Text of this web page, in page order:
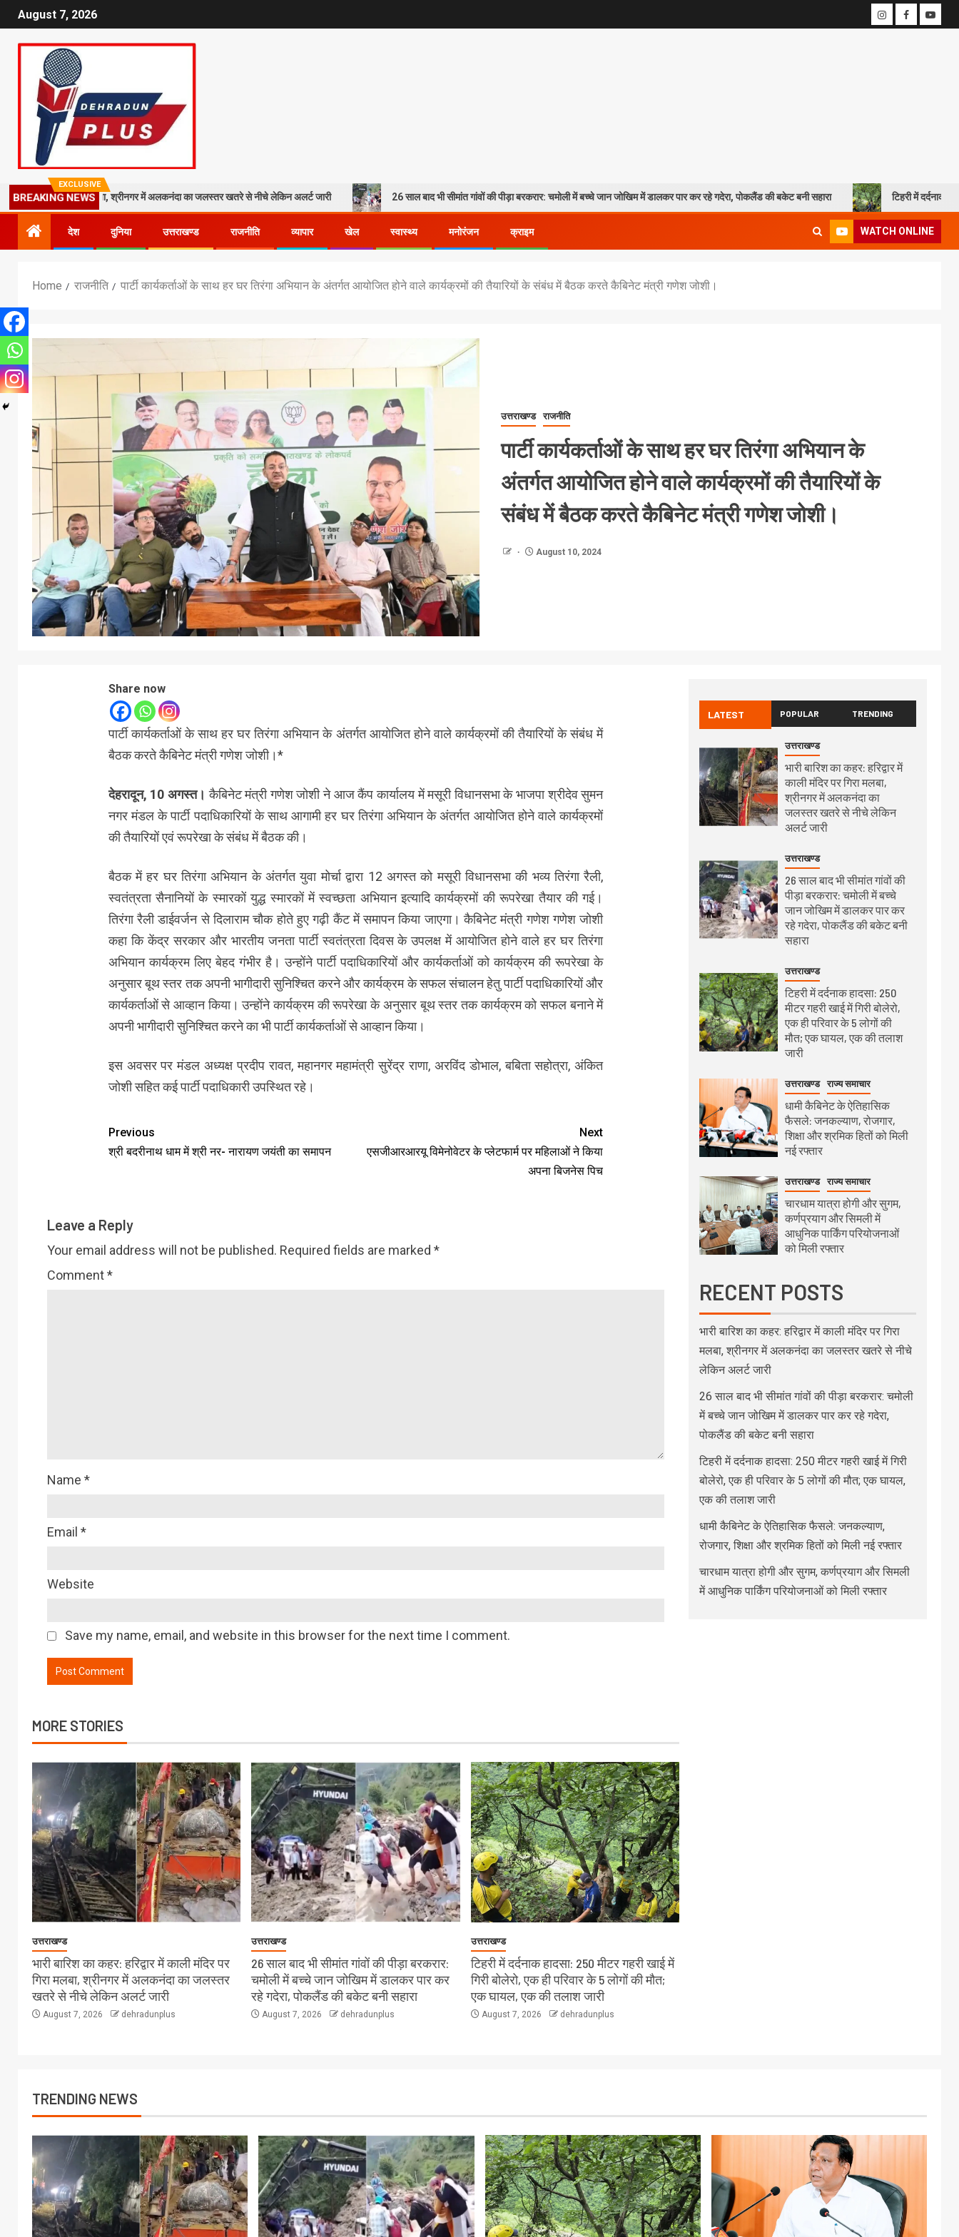
August 7, 2026
EXCLUSIVE
BREAKING NEWS
गिरा मलबा, श्रीनगर में अलकनंदा का जलस्तर खतरे से नीचे लेकिन अलर्ट जारी 26 साल बाद भी सीमांत गांवों की पीड़ा बरकरार: चमोली में बच्चे जान जोखिम में डालकर पार कर रहे गदेरा, पोकलैंड की बकेट बनी सहारा टिहरी में दर्दनाक हादसा: 250 मीटर
देश दुनिया उत्तराखण्ड राजनीति व्यापार खेल स्वास्थ्य मनोरंजन क्राइम WATCH ONLINE
Home राजनीति पार्टी कार्यकर्ताओं के साथ हर घर तिरंगा अभियान के अंतर्गत आयोजित होने वाले कार्यक्रमों की तैयारियों के संबंध में बैठक करते कैबिनेट मंत्री गणेश जोशी।
उत्तराखण्ड राजनीति
पार्टी कार्यकर्ताओं के साथ हर घर तिरंगा अभियान के
अंतर्गत आयोजित होने वाले कार्यक्रमों की तैयारियों के
संबंध में बैठक करते कैबिनेट मंत्री गणेश जोशी।
August 10, 2024
Share now
पार्टी कार्यकर्ताओं के साथ हर घर तिरंगा अभियान के अंतर्गत आयोजित होने वाले कार्यक्रमों की तैयारियों के संबंध में
बैठक करते कैबिनेट मंत्री गणेश जोशी।*
देहरादून, 10 अगस्त। कैबिनेट मंत्री गणेश जोशी ने आज कैंप कार्यालय में मसूरी विधानसभा के भाजपा श्रीदेव सुमन
नगर मंडल के पार्टी पदाधिकारियों के साथ आगामी हर घर तिरंगा अभियान के अंतर्गत आयोजित होने वाले कार्यक्रमों
की तैयारियों एवं रूपरेखा के संबंध में बैठक की।
बैठक में हर घर तिरंगा अभियान के अंतर्गत युवा मोर्चा द्वारा 12 अगस्त को मसूरी विधानसभा की भव्य तिरंगा रैली,
स्वतंत्रता सैनानियों के स्मारकों युद्ध स्मारकों में स्वच्छता अभियान इत्यादि कार्यक्रमों की रूपरेखा तैयार की गई।
तिरंगा रैली डाईवर्जन से दिलाराम चौक होते हुए गढ़ी कैंट में समापन किया जाएगा। कैबिनेट मंत्री गणेश गणेश जोशी
कहा कि केंद्र सरकार और भारतीय जनता पार्टी स्वतंत्रता दिवस के उपलक्ष में आयोजित होने वाले हर घर तिरंगा
अभियान कार्यक्रम लिए बेहद गंभीर है। उन्होंने पार्टी पदाधिकारियों और कार्यकर्ताओं को कार्यक्रम की रूपरेखा के
अनुसार बूथ स्तर तक अपनी भागीदारी सुनिश्चित करने और कार्यक्रम के सफल संचालन हेतु पार्टी पदाधिकारियों और
कार्यकर्ताओं से आव्हान किया। उन्होंने कार्यक्रम की रूपरेखा के अनुसार बूथ स्तर तक कार्यक्रम को सफल बनाने में
अपनी भागीदारी सुनिश्चित करने का भी पार्टी कार्यकर्ताओं से आव्हान किया।
इस अवसर पर मंडल अध्यक्ष प्रदीप रावत, महानगर महामंत्री सुरेंद्र राणा, अरविंद डोभाल, बबिता सहोत्रा, अंकित
जोशी सहित कई पार्टी पदाधिकारी उपस्थित रहे।
Previous
श्री बदरीनाथ धाम में श्री नर- नारायण जयंती का समापन
Next
एसजीआरआरयू विमेनोवेटर के प्लेटफार्म पर महिलाओं ने किया
अपना बिजनेस पिच
Leave a Reply
Your email address will not be published. Required fields are marked *
Comment*
Name *
Email *
Website
Save my name, email, and website in this browser for the next time I comment.
MORE STORIES
उत्तराखण्ड
भारी बारिश का कहर: हरिद्वार में काली मंदिर पर
गिरा मलबा, श्रीनगर में अलकनंदा का जलस्तर
खतरे से नीचे लेकिन अलर्ट जारी
August 7, 2026 dehradunplus
उत्तराखण्ड
26 साल बाद भी सीमांत गांवों की पीड़ा बरकरार:
चमोली में बच्चे जान जोखिम में डालकर पार कर
रहे गदेरा, पोकलैंड की बकेट बनी सहारा
August 7, 2026 dehradunplus
उत्तराखण्ड
टिहरी में दर्दनाक हादसा: 250 मीटर गहरी खाई में
गिरी बोलेरो, एक ही परिवार के 5 लोगों की मौत;
एक घायल, एक की तलाश जारी
August 7, 2026 dehradunplus
LATEST POPULAR TRENDING
उत्तराखण्ड
भारी बारिश का कहर: हरिद्वार में
काली मंदिर पर गिरा मलबा,
श्रीनगर में अलकनंदा का
जलस्तर खतरे से नीचे लेकिन
अलर्ट जारी
उत्तराखण्ड
26 साल बाद भी सीमांत गांवों की
पीड़ा बरकरार: चमोली में बच्चे
जान जोखिम में डालकर पार कर
रहे गदेरा, पोकलैंड की बकेट बनी
सहारा
उत्तराखण्ड
टिहरी में दर्दनाक हादसा: 250
मीटर गहरी खाई में गिरी बोलेरो,
एक ही परिवार के 5 लोगों की
मौत; एक घायल, एक की तलाश
जारी
उत्तराखण्ड राज्य समाचार
धामी कैबिनेट के ऐतिहासिक
फैसले: जनकल्याण, रोजगार,
शिक्षा और श्रमिक हितों को मिली
नई रफ्तार
उत्तराखण्ड राज्य समाचार
चारधाम यात्रा होगी और सुगम,
कर्णप्रयाग और सिमली में
आधुनिक पार्किंग परियोजनाओं
को मिली रफ्तार
RECENT POSTS
भारी बारिश का कहर: हरिद्वार में काली मंदिर पर गिरा
मलबा, श्रीनगर में अलकनंदा का जलस्तर खतरे से नीचे
लेकिन अलर्ट जारी
26 साल बाद भी सीमांत गांवों की पीड़ा बरकरार: चमोली
में बच्चे जान जोखिम में डालकर पार कर रहे गदेरा,
पोकलैंड की बकेट बनी सहारा
टिहरी में दर्दनाक हादसा: 250 मीटर गहरी खाई में गिरी
बोलेरो, एक ही परिवार के 5 लोगों की मौत; एक घायल,
एक की तलाश जारी
धामी कैबिनेट के ऐतिहासिक फैसले: जनकल्याण,
रोजगार, शिक्षा और श्रमिक हितों को मिली नई रफ्तार
चारधाम यात्रा होगी और सुगम, कर्णप्रयाग और सिमली
में आधुनिक पार्किंग परियोजनाओं को मिली रफ्तार
TRENDING NEWS